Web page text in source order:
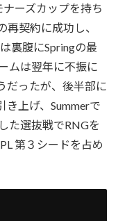
ーズカップを持ち
再契約に成功し、
裏腹にSpringの最
ムは翌年に不振に
だったが、後半部に
き上げ、Summerで
た選抜戦でRNGを
第３シードを占め